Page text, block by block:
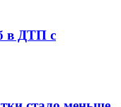
в ДТП с